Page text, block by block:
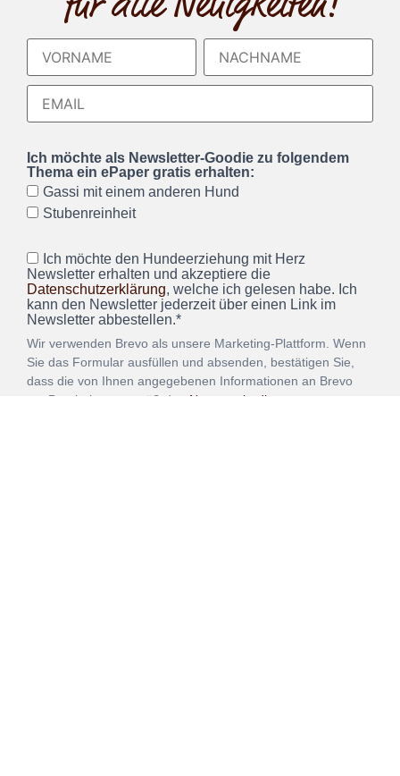
Ich möchte als Newsletter-Goodie zu folgendem
Thema ein ePaper gratis erhalten:
Gassi mit einem anderen Hund
Stubenreinheit
Ich möchte den Hundeerziehung mit Herz
Newsletter erhalten und akzeptiere die
Datenschutzerklärung, welche ich gelesen habe. Ich
kann den Newsletter jederzeit über einen Link im
Newsletter abbestellen.*
Wir verwenden Brevo als unsere Marketing-Plattform. Wenn
Sie das Formular ausfüllen und absenden, bestätigen Sie,
dass die von Ihnen angegebenen Informationen an Brevo
zur Bearbeitung gemäß den Nutzungsbedingungen